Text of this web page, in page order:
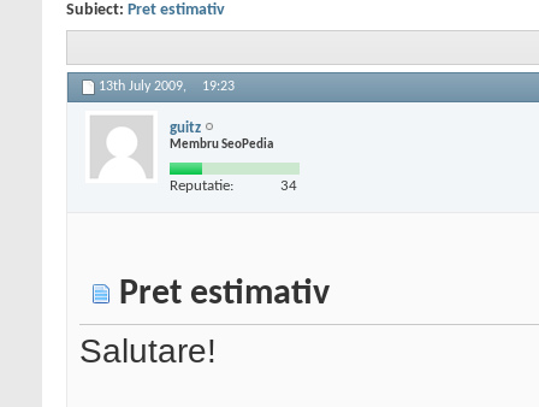
Subiect: Pret estimativ
13th July 2009, 19:23
guitz
Membru SeoPedia
Reputatie: 34
Pret estimativ
Salutare!